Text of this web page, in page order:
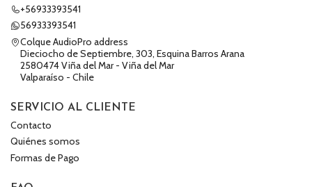
+56933393541
56933393541
Colque AudioPro address
Dieciocho de Septiembre, 303, Esquina Barros Arana
2580474 Viña del Mar - Viña del Mar
Valparaíso - Chile
SERVICIO AL CLIENTE
Contacto
Quiénes somos
Formas de Pago